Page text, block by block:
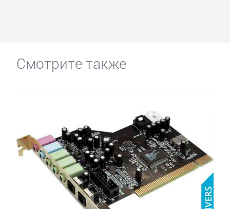
Смотрите также